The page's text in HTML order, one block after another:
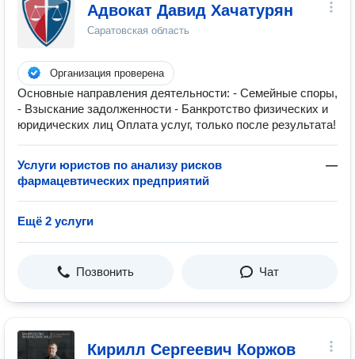
Адвокат Давид Хачатурян
Саратовская область
Организация проверена
Основные направления деятельности: - Семейные споры,
- Взыскание задолженности - Банкротство физических и
юридических лиц Оплата услуг, только после результата!
Услуги юристов по анализу рисков
фармацевтических предприятий
—
Ещё 2 услуги
Позвонить Чат
Кирилл Сергеевич Коржов